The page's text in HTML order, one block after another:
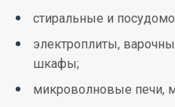
стиральные и
электроплиты,
шкафы;
микроволновые печи,